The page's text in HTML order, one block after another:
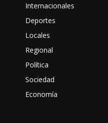
Internacionales
Deportes
Locales
Regional
Política
Sociedad
Economía